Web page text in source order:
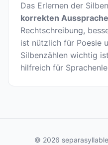
Das Erlernen der
korrekten Aussprache
Rechtschreibung,
ist nützlich für Poesie
Silbenzählen wichtig
hilfreich für
© 2026